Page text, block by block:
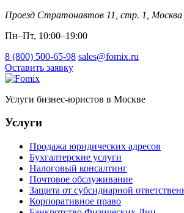
Проезд Стратонавтов 11, стр. 1
Москва
Пн–Пт, 10:00–19:00
8 (800) 500-65-98 sales@fomix.ru
Оставить заявку
Услуги бизнес-юристов в Москве
Услуги
Продажа юридических адресов
Бухгалтерские услуги
Налоговый консалтинг
Почтовое обслуживание
Защита от субсидиарной
Корпоративное право